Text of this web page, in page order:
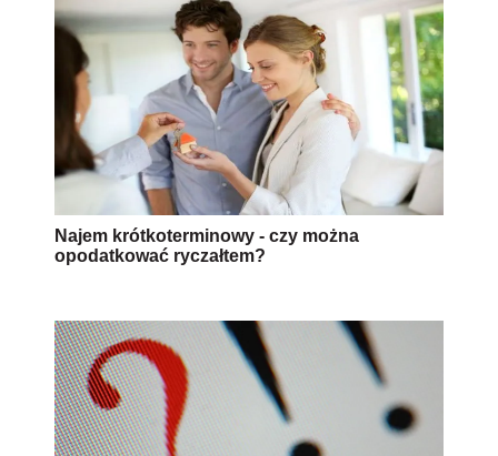
Najem krótkoterminowy - czy można
opodatkować ryczałtem?